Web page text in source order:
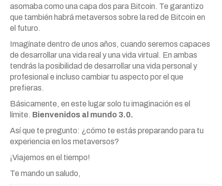
asomaba como una capa dos para Bitcoin. Te garantizo
que también habrá metaversos sobre la red de Bitcoin en
el futuro.
Imagínate dentro de unos años, cuando seremos capaces
de desarrollar una vida real y una vida virtual. En ambas
tendrás la posibilidad de desarrollar una vida personal y
profesional e incluso cambiar tu aspecto por el que
prefieras.
Básicamente, en este lugar solo tu imaginación es el
límite. Bienvenidos al mundo 3.0.
Así que te pregunto: ¿cómo te estás preparando para tu
experiencia en los metaversos?
¡Viajemos en el tiempo!
Te mando un saludo,